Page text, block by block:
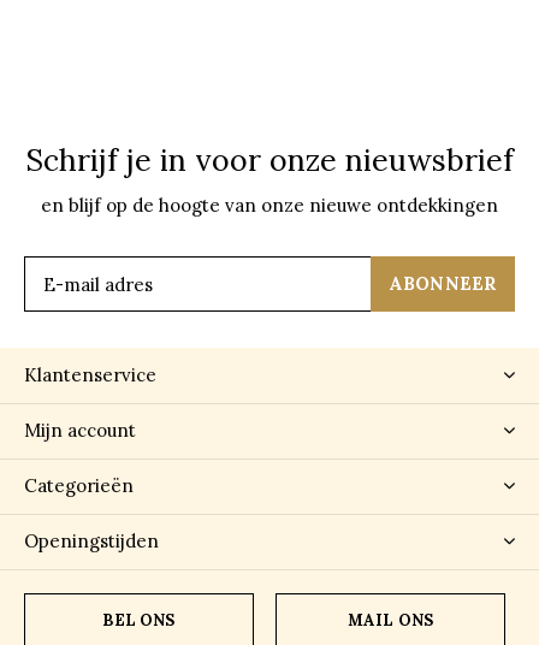
Schrijf je in voor onze nieuwsbrief
en blijf op de hoogte van onze nieuwe ontdekkingen
ABONNEER
Klantenservice
Mijn account
Categorieën
Openingstijden
BEL ONS MAIL ONS